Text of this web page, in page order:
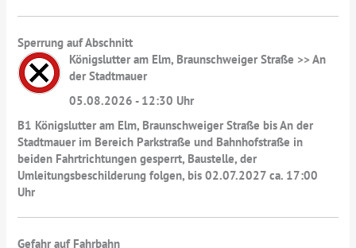
Sperrung auf Abschnitt
Königslutter am Elm, Braunschweiger Straße >> An
der Stadtmauer
05.08.2026 - 12:30 Uhr
B1 Königslutter am Elm, Braunschweiger Straße bis An der
Stadtmauer im Bereich Parkstraße und Bahnhofstraße in
beiden Fahrtrichtungen gesperrt, Baustelle, der
Umleitungsbeschilderung folgen, bis 02.07.2027 ca. 17:00
Uhr
Gefahr auf Fahrbahn